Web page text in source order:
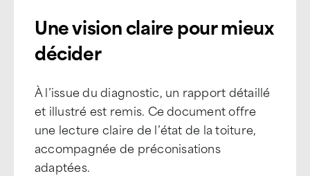
Une vision claire pour mieux
décider
À l’issue du diagnostic, un rapport détaillé
et illustré est remis. Ce document offre
une lecture claire de l’état de la toiture,
accompagnée de préconisations
adaptées.